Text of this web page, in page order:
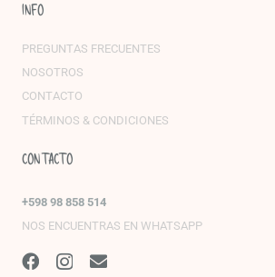
INFO
PREGUNTAS FRECUENTES
NOSOTROS
CONTACTO
TÉRMINOS & CONDICIONES
CONTACTO
+598 98 858 514
NOS ENCUENTRAS EN WHATSAPP